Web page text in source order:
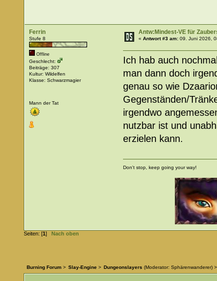
Ferrin
Stufe 8
Offline
Geschlecht:
Beiträge: 307
Kultur: Wildelfen
Klasse: Schwarzmagier
Mann der Tat
Antw:Mindest-VE für
«Antwort #3 am: 09. Juni 2026,
Ich hab auch
man dann doch
genau so wie
Gegenständen/
irgendwo
nutzbar ist und
erzielen kann.
Don't stop, keep going your way!
Seiten: [1] Nach oben
Burning Forum > Slay-Engine> Dungeonslayers (Moderator: Sphärenwanderer) >